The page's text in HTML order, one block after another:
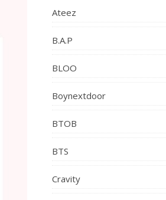
Ateez
B.A.P
BLOO
Boynextdoor
BTOB
BTS
Cravity